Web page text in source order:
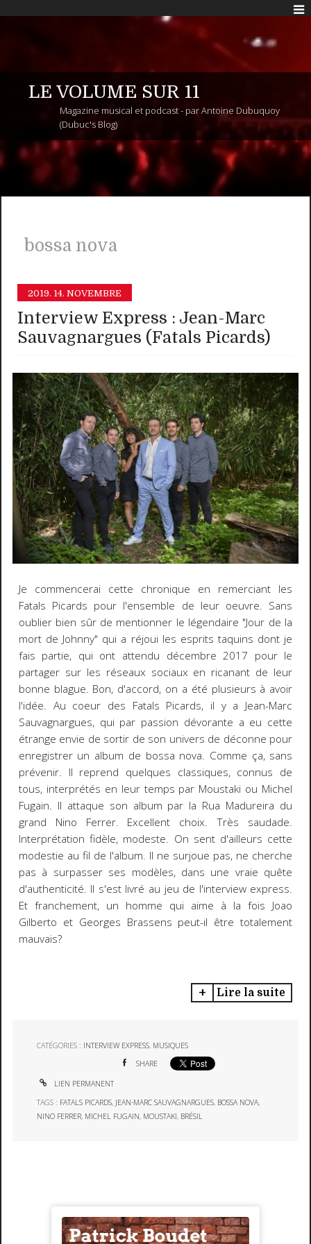
LE VOLUME SUR 11
Magazine musical et podcast - par Antoine Dubuquoy
(Dubuc's Blog)
bossa nova
2019. 14. NOVEMBRE
Interview Express : Jean-Marc
Sauvagnargues (Fatals Picards)
Je commencerai cette chronique en remerciant les
Fatals Picards pour l'ensemble de leur oeuvre. Sans
oublier bien sûr de mentionner le légendaire "Jour de la
mort de Johnny" qui a réjoui les esprits taquins dont je
fais partie, qui ont attendu décembre 2017 pour le
partager sur les réseaux sociaux en ricanant de leur
bonne blague. Bon, d'accord, on a été plusieurs à avoir
l'idée. Au coeur des Fatals Picards, il y a Jean-Marc
Sauvagnargues, qui par passion dévorante a eu cette
étrange envie de sortir de son univers de déconne pour
enregistrer un album de bossa nova. Comme ça, sans
prévenir. Il reprend quelques classiques, connus de
tous, interprétés en leur temps par Moustaki ou Michel
Fugain. Il attaque son album par la Rua Madureira du
grand Nino Ferrer. Excellent choix. Très saudade.
Interprétation fidèle, modeste. On sent d'ailleurs cette
modestie au fil de l'album. Il ne surjoue pas, ne cherche
pas à surpasser ses modèles, dans une vraie quête
d'authenticité. Il s'est livré au jeu de l'interview express.
Et franchement, un homme qui aime à la fois Joao
Gilberto et Georges Brassens peut-il être totalement
mauvais?
Lire la suite
CATÉGORIES : INTERVIEW EXPRESS, MUSIQUES
SHARE
LIEN PERMANENT
TAGS : FATALS PICARDS, JEAN-MARC SAUVAGNARGUES, BOSSA NOVA,
NINO FERRER, MICHEL FUGAIN, MOUSTAKI, BRÉSIL